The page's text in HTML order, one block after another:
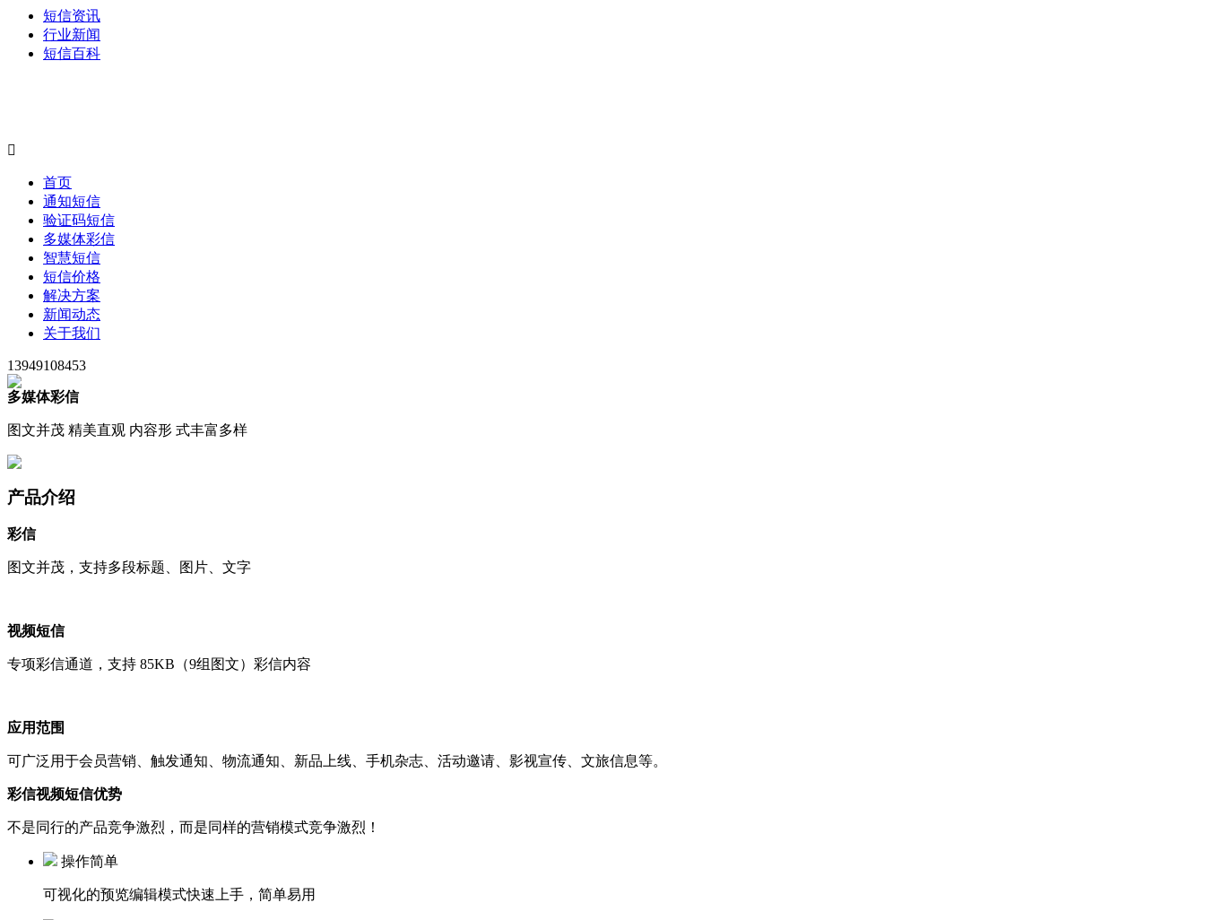
短信资讯
行业新闻
短信百科

首页
通知短信
验证码短信
多媒体彩信
智慧短信
短信价格
解决方案
新闻动态
关于我们
13949108453
多媒体彩信
图文并茂 精美直观 内容形 式丰富多样
产品介绍
彩信
图文并茂，支持多段标题、图片、文字
视频短信
专项彩信通道，支持 85KB（9组图文）彩信内容
应用范围
可广泛用于会员营销、触发通知、物流通知、新品上线、手机杂志、活动邀请、影视宣传、文旅信息等。
彩信视频短信优势
不是同行的产品竞争激烈，而是同样的营销模式竞争激烈！
操作简单
可视化的预览编辑模式快速上手，简单易用